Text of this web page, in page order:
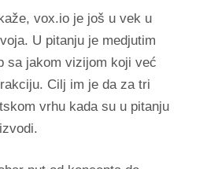
vox.io je još u vek u
U pitanju je medjutim
sa jakom vizijom koji već
Cilj im je da za tri
vrhu kada su u pitanju